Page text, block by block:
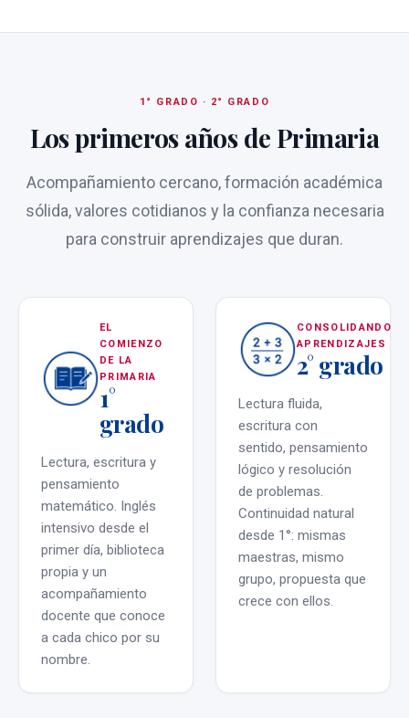
1° GRADO · 2° GRADO
Los primeros años de Primaria
Acompañamiento cercano, formación académica
sólida, valores cotidianos y la confianza necesaria
para construir aprendizajes que duran.
EL
COMIENZO
DE LA
PRIMARIA
1°
grado
Lectura, escritura y
pensamiento
matemático. Inglés
intensivo desde el
primer día, biblioteca
propia y un
acompañamiento
docente que conoce
a cada chico por su
nombre.
CONSOLIDANDO
APRENDIZAJES
2° grado
Lectura fluida,
escritura con
sentido, pensamiento
lógico y resolución
de problemas.
Continuidad natural
desde 1°: mismas
maestras, mismo
grupo, propuesta que
crece con ellos.